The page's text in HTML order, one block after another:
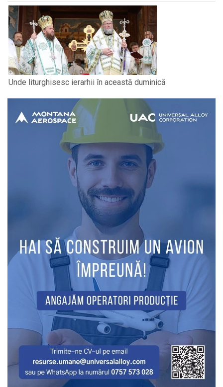
Unde liturghisesc ierarhii în această duminică